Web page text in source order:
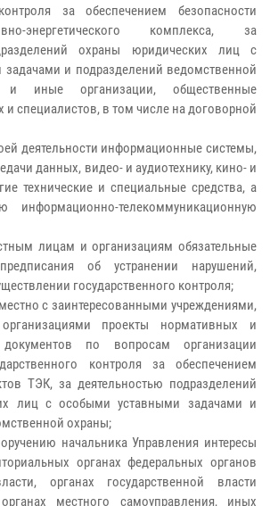
за обеспечением безопасности
энергетического комплекса, за
охраны юридических лиц с
и подразделений ведомственной
и иные организации, общественные
и специалистов, в том числе на договорной
деятельности информационные системы,
данных, видео- и аудиотехнику, кино- и
технические и специальные средства, а
информационно-телекоммуникационную
лицам и организациям обязательные
об устранении нарушений,
государственного контроля;
с заинтересованными учреждениями,
проекты нормативных и
документов по вопросам организации
контроля за обеспечением
ТЭК, за деятельностью подразделений
лиц с особыми уставными задачами и
охраны;
начальника Управления интересы
органах федеральных органов
органах государственной власти
местного самоуправления, иных